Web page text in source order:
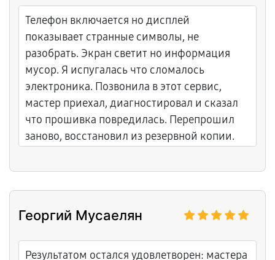
Телефон включается но дисплей
показывает странные символы, не
разобрать. Экран светит но информация
мусор. Я испугалась что сломалось
электроника. Позвонила в этот сервис,
мастер приехал, диагностировал и сказал
что прошивка повредилась. Перепрошил
заново, восстановил из резервной копии.
Георгий Мусаелян
Результатом остался удовлетворен: мастера